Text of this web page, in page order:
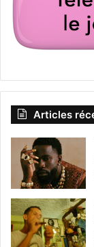
Commentaire :
et le
humour noir.
en Floride
Guide complet
Articles